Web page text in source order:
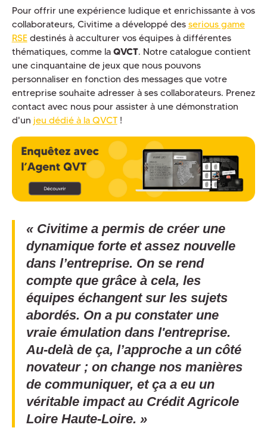
Pour offrir une expérience ludique et enrichissante à vos
collaborateurs, Civitime a développé des serious game
RSEdestinés à acculturer vos équipes à différentes
thématiques, comme la QVCT. Notre catalogue contient
une cinquantaine de jeux que nous pouvons
personnaliser en fonction des messages que votre
entreprise souhaite adresser à ses collaborateurs. Prenez
contact avec nous pour assister à une démonstration
d'un jeu dédié à la QVCT!
« Civitime a permis de créer une
dynamique forte et assez nouvelle
dans l’entreprise. On se rend
compte que grâce à cela, les
équipes échangent sur les sujets
abordés. On a pu constater une
vraie émulation dans l'entreprise.
Au-delà de ça, l’approche a un côté
novateur ; on change nos manières
de communiquer, et ça a eu un
véritable impact au Crédit Agricole
Loire Haute-Loire. »